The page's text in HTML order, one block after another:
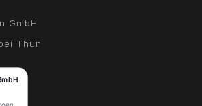
GmbH
Thun